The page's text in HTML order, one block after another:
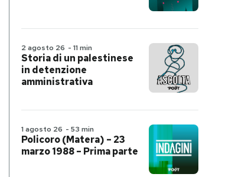
2 agosto 26 - 11 min
Storia di un palestinese
in detenzione
amministrativa
1 agosto 26 - 53 min
Policoro (Matera) – 23
marzo 1988 – Prima parte